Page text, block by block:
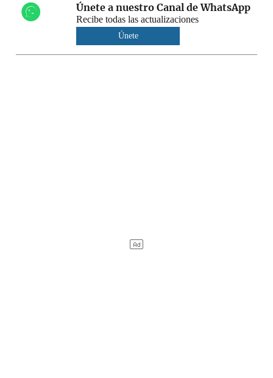
Únete a nuestro Canal de WhatsApp
Recibe todas las actualizaciones
Únete